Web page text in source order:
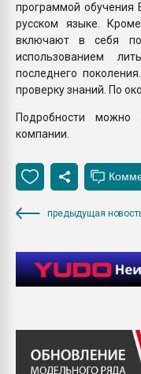
программой обучения
русском языке.
включают в себя
использованием
последнего
проверку знаний. По
Подробности можно
компании.
предыдущая